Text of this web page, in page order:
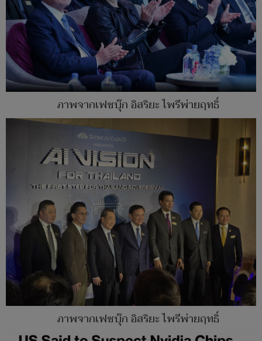
ภาพจากเฟซบุ๊ก อิสริยะ ไพรีพ่ายฤทธิ์
ภาพจากเฟซบุ๊ก อิสริยะ ไพรีพ่ายฤทธิ์